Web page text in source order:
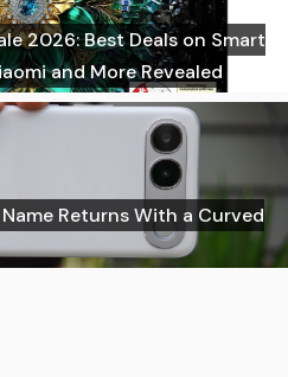
2026: Best Deals on Smart
and More Revealed
Returns With a Curved